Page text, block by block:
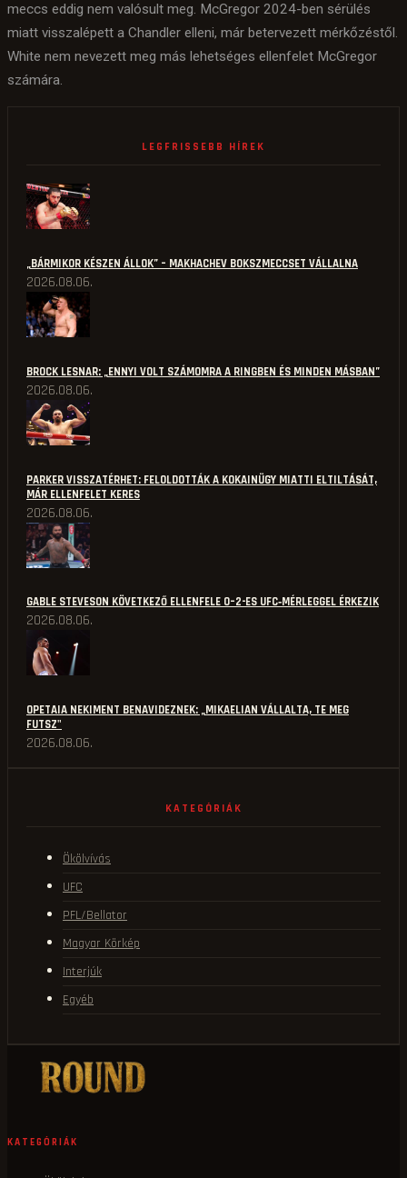
meccs eddig nem valósult meg. McGregor 2024-ben sérülés
miatt visszalépett a Chandler elleni, már betervezett mérkőzéstől.
White nem nevezett meg más lehetséges ellenfelet McGregor
számára.
LEGFRISSEBB HÍREK
„BÁRMIKOR KÉSZEN ÁLLOK” – MAKHACHEV BOKSZMECCSET VÁLLALNA
2026.08.06.
BROCK LESNAR: „ENNYI VOLT SZÁMOMRA A RINGBEN ÉS MINDEN MÁSBAN”
2026.08.06.
PARKER VISSZATÉRHET: FELOLDOTTÁK A KOKAINÜGY MIATTI ELTILTÁSÁT,
MÁR ELLENFELET KERES
2026.08.06.
GABLE STEVESON KÖVETKEZŐ ELLENFELE 0–2-ES UFC‑MÉRLEGGEL ÉRKEZIK
2026.08.06.
OPETAIA NEKIMENT BENAVIDEZNEK: „MIKAELIAN VÁLLALTA, TE MEG
FUTSZ"
2026.08.06.
KATEGÓRIÁK
Ökölvívás
UFC
PFL/Bellator
Magyar Körkép
Interjúk
Egyéb
KATEGÓRIÁK